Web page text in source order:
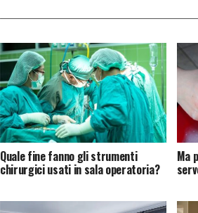
Quale fine fanno gli strumenti
chirurgici usati in sala operatoria?
Ma